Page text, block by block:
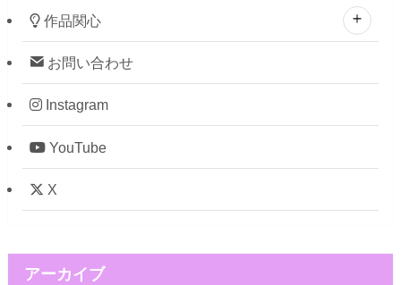
作品関心
お問い合わせ
Instagram
YouTube
X
アーカイブ